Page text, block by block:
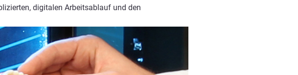
digitalen Arbeitsablauf und den